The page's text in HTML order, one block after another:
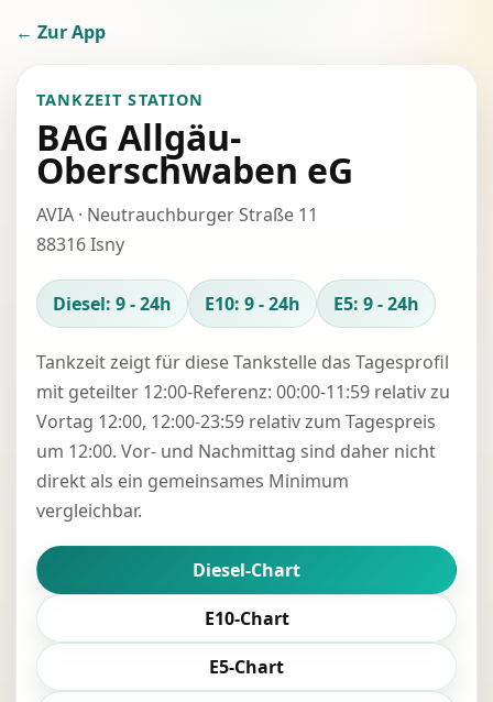
← Zur App
TANKZEIT STATION
BAG Allgäu-
Oberschwaben eG
AVIA · Neutrauchburger Straße 11
88316 Isny
Diesel: 9 - 24h E10: 9 - 24h E5: 9 - 24h
Tankzeit zeigt für diese Tankstelle das Tagesprofil
mit geteilter 12:00-Referenz: 00:00-11:59 relativ zu
Vortag 12:00, 12:00-23:59 relativ zum Tagespreis
um 12:00. Vor- und Nachmittag sind daher nicht
direkt als ein gemeinsames Minimum
vergleichbar.
Diesel-Chart
E10-Chart
E5-Chart